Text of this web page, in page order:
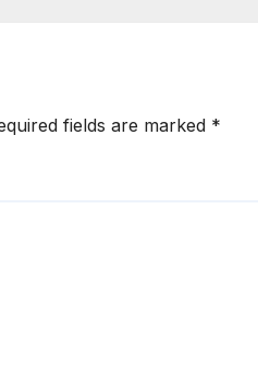
fields are marked *